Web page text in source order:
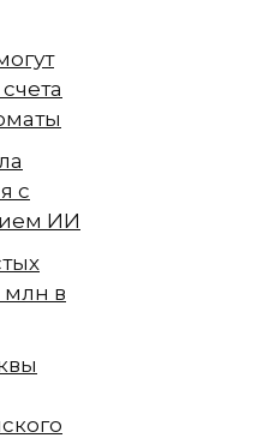
с
ИИ
млн в